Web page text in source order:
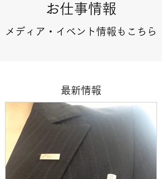
​お仕事情報​
​​メディア・イベント情報もこちら
​​最新情報